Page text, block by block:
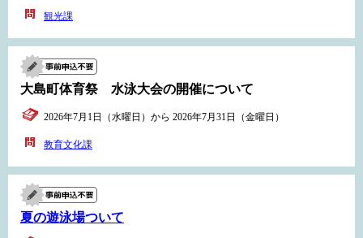
観光課
大島町体育祭 水泳大会の開催について
2026年7月1日（水曜日）から 2026年7月31日（金曜日）
教育文化課
夏の遊泳場ついて